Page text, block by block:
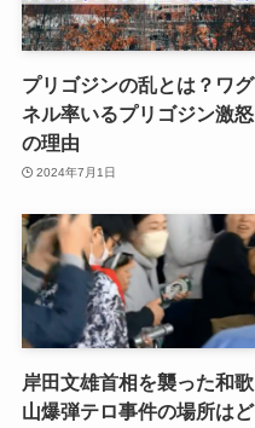
プリゴジンの乱とは？ワグ
ネル率いるプリゴジン激怒
の理由
2024年7月1日
岸田文雄首相を襲った和歌
山爆弾テロ事件の場所はど